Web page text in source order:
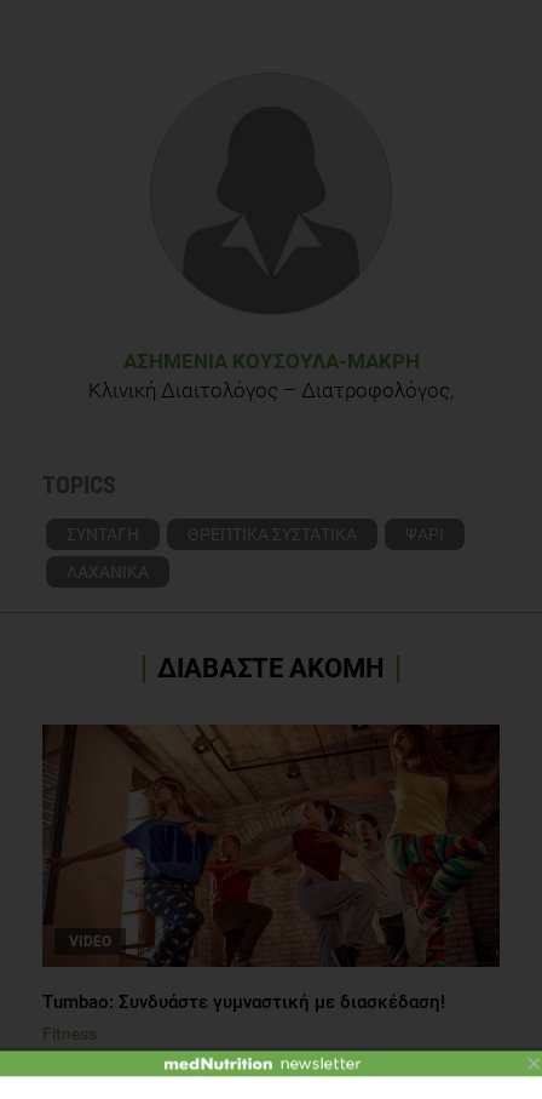
ΑΣΗΜΈΝΙΑ ΚΟΎΣΟΥΛΑ-ΜΑΚΡΉ
Κλινική Διαιτολόγος – Διατροφολόγος,
TOPICS
ΣΥΝΤΑΓΗ ΘΡΕΠΤΙΚΑ ΣΥΣΤΑΤΙΚΑ
ΨΑΡΙ
ΛΑΧΑΝΙΚΑ
ΔΙΑΒΑΣΤΕ ΑΚΟΜΗ
VIDEO
Tumbao: Συνδυάστε γυμναστική με διασκέδαση!
Fitness
3 λεπτά να διαβαστεί
×